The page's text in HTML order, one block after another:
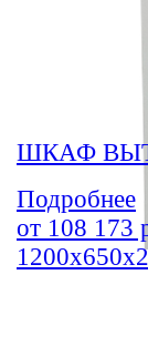
ШКАФ
Подробнее
от 108 173